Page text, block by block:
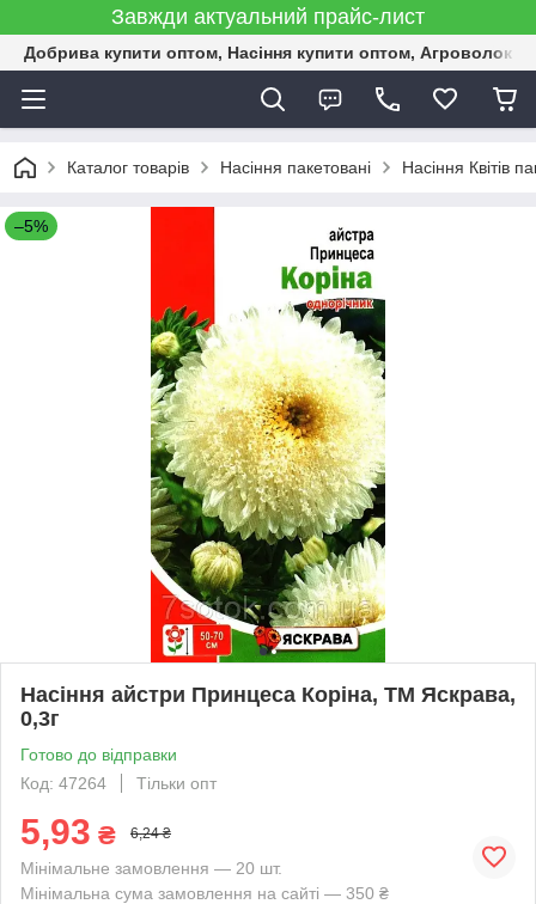
Завжди актуальний прайс-лист
Добрива купити оптом, Насіння купити оптом,
Каталог товарів Насіння пакетовані Насіння Квітів
–5%
Насіння айстри Принцеса Корiна, ТМ Яскрава,
0,3г
Готово до відправки
Код: 47264
Тільки опт
5,93 ₴ 6,24 ₴
Мінімальне замовлення — 20 шт.
Мінімальна сума замовлення на сайті — 350 ₴